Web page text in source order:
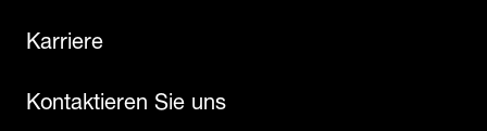
Karriere
Kontaktieren Sie uns